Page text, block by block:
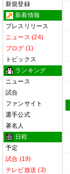
新規登録
新着情報
プレスリリース
ニュース (24)
ブログ (1)
トピックス
ランキング
ニュース
試合
ファンサイト
選手公式
著名人
日程
予定
試合 (19)
テレビ放送 (3)